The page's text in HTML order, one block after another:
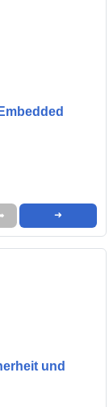
➜
und